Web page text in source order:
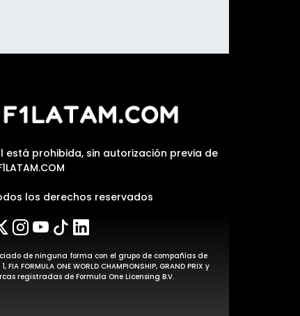
prohibida, sin autorización previa de
los derechos reservados
de ninguna forma con el grupo de compañías de
FIA FORMULA ONE WORLD CHAMPIONSHIP, GRAND PRIX y
registradas de Formula One Licensing B.V.